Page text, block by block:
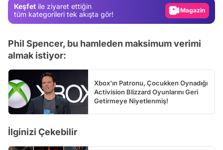
Keşfet ile ziyaret ettiğin
tüm kategorileri tek akışta gör!
Magazin
Video
Test
Phil Spencer, bu hamleden maksimum verimi
almak istiyor:
Xbox'ın Patronu, Çocukken Oynadığı
Activision Blizzard Oyunlarını Geri
Getirmeye Niyetlenmiş!
İlginizi Çekebilir